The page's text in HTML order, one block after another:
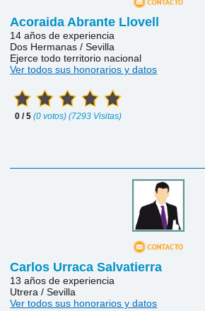
Acoraida Abrante Llovell
14 años de experiencia
Dos Hermanas / Sevilla
Ejerce todo territorio nacional
Ver todos sus honorarios y datos
0 / 5(0 votos) (7293 Visitas)
Carlos Urraca Salvatierra
13 años de experiencia
Utrera / Sevilla
Ver todos sus honorarios y datos